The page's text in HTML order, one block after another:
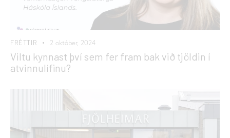
FRÉTTIR 2 október, 2024
Viltu kynnast því sem fer fram bak við tjöldin í
atvinnulífinu?